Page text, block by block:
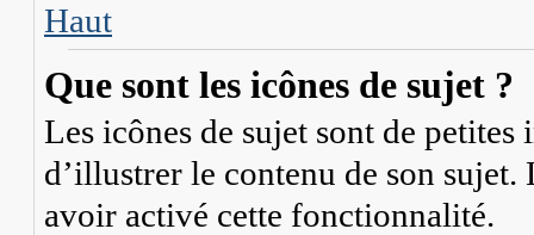
Haut
Que sont les icônes de sujet ?
Les icônes de sujet sont de
d’illustrer le contenu de son
avoir activé cette fonctionnalité.